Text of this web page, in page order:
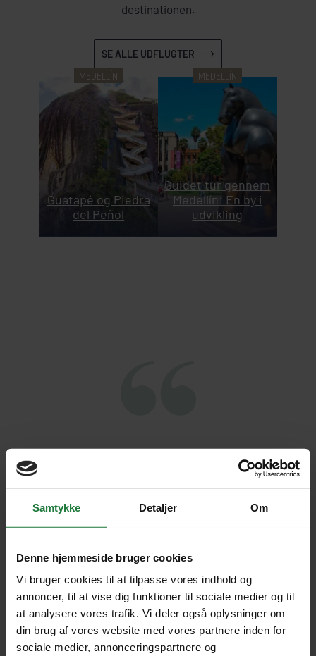
Samtykke Detaljer Om
Denne hjemmeside bruger cookies
Vi bruger cookies til at tilpasse vores indhold og
annoncer, til at vise dig funktioner til sociale medier og til
at analysere vores trafik. Vi deler også oplysninger om
din brug af vores website med vores partnere inden for
sociale medier, annonceringspartnere og
destinationen.
SE ALLE UDFLUGTER
MEDELLÍN
Guatapé og Piedra
del Peñol
MEDELLÍN
Guidet tur gennem
Medellín: En by i
udvikling
Rejsen gav os et godt indtryk af
Colombia. Godt valgt program og stor
variation på de forskellige områder og
byer vi besøgte. En veltilrettelagt tur,
og forventninger.
JØRGEN, SORØ